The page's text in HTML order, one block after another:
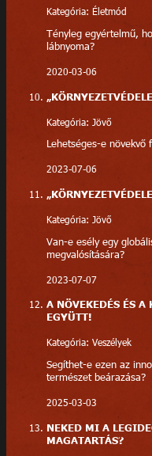
Kategória: Életmód
Tényleg egyértelmű,
lábnyoma?
2020-03-06
Kategória: Jövő
Lehetséges-e növekvő
2023-07-06
Kategória: Jövő
Van-e esély egy
megvalósítására?
2023-07-07
A NÖVEKEDÉS ÉS A
EGYÜTT!
Kategória: Veszélyek
Segíthet-e ezen az
természet beárazása?
2025-03-03
NEKED MI A
MAGATARTÁS?